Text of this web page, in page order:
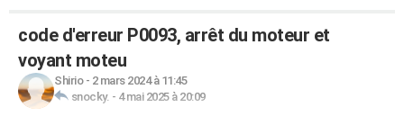
code d'erreur P0093, arrêt du moteur et
voyant moteu
Shirio- 2 mars 2024 à 11:45
snocky. - 4 mai 2025 à 20:09